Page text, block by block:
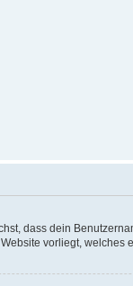
dass dein
vorliegt, welches